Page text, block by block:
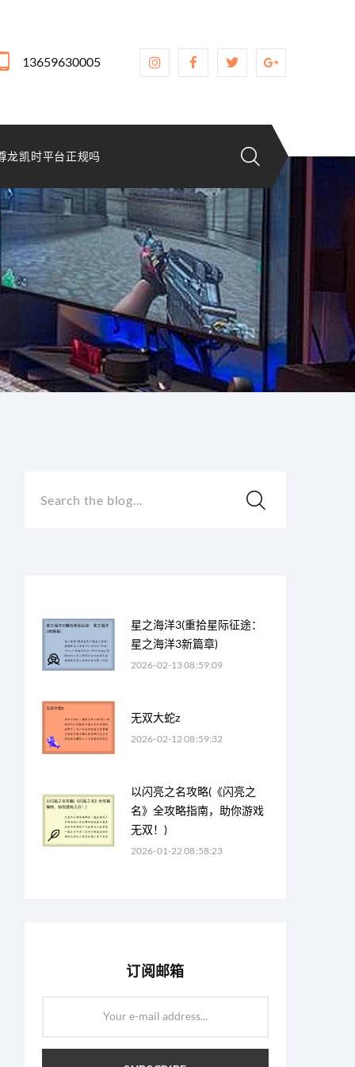
13659630005
龙凯时平台正规吗
Search the blog...
星之海洋3(重拾星际征途：
星之海洋3新篇章)
2026-02-13 08:59:09
无双大蛇z
2026-02-12 08:59:32
以闪亮之名攻略(《闪亮之
名》全攻略指南，助你游戏
无双！)
2026-01-22 08:58:23
订阅邮箱
Your e-mail address...